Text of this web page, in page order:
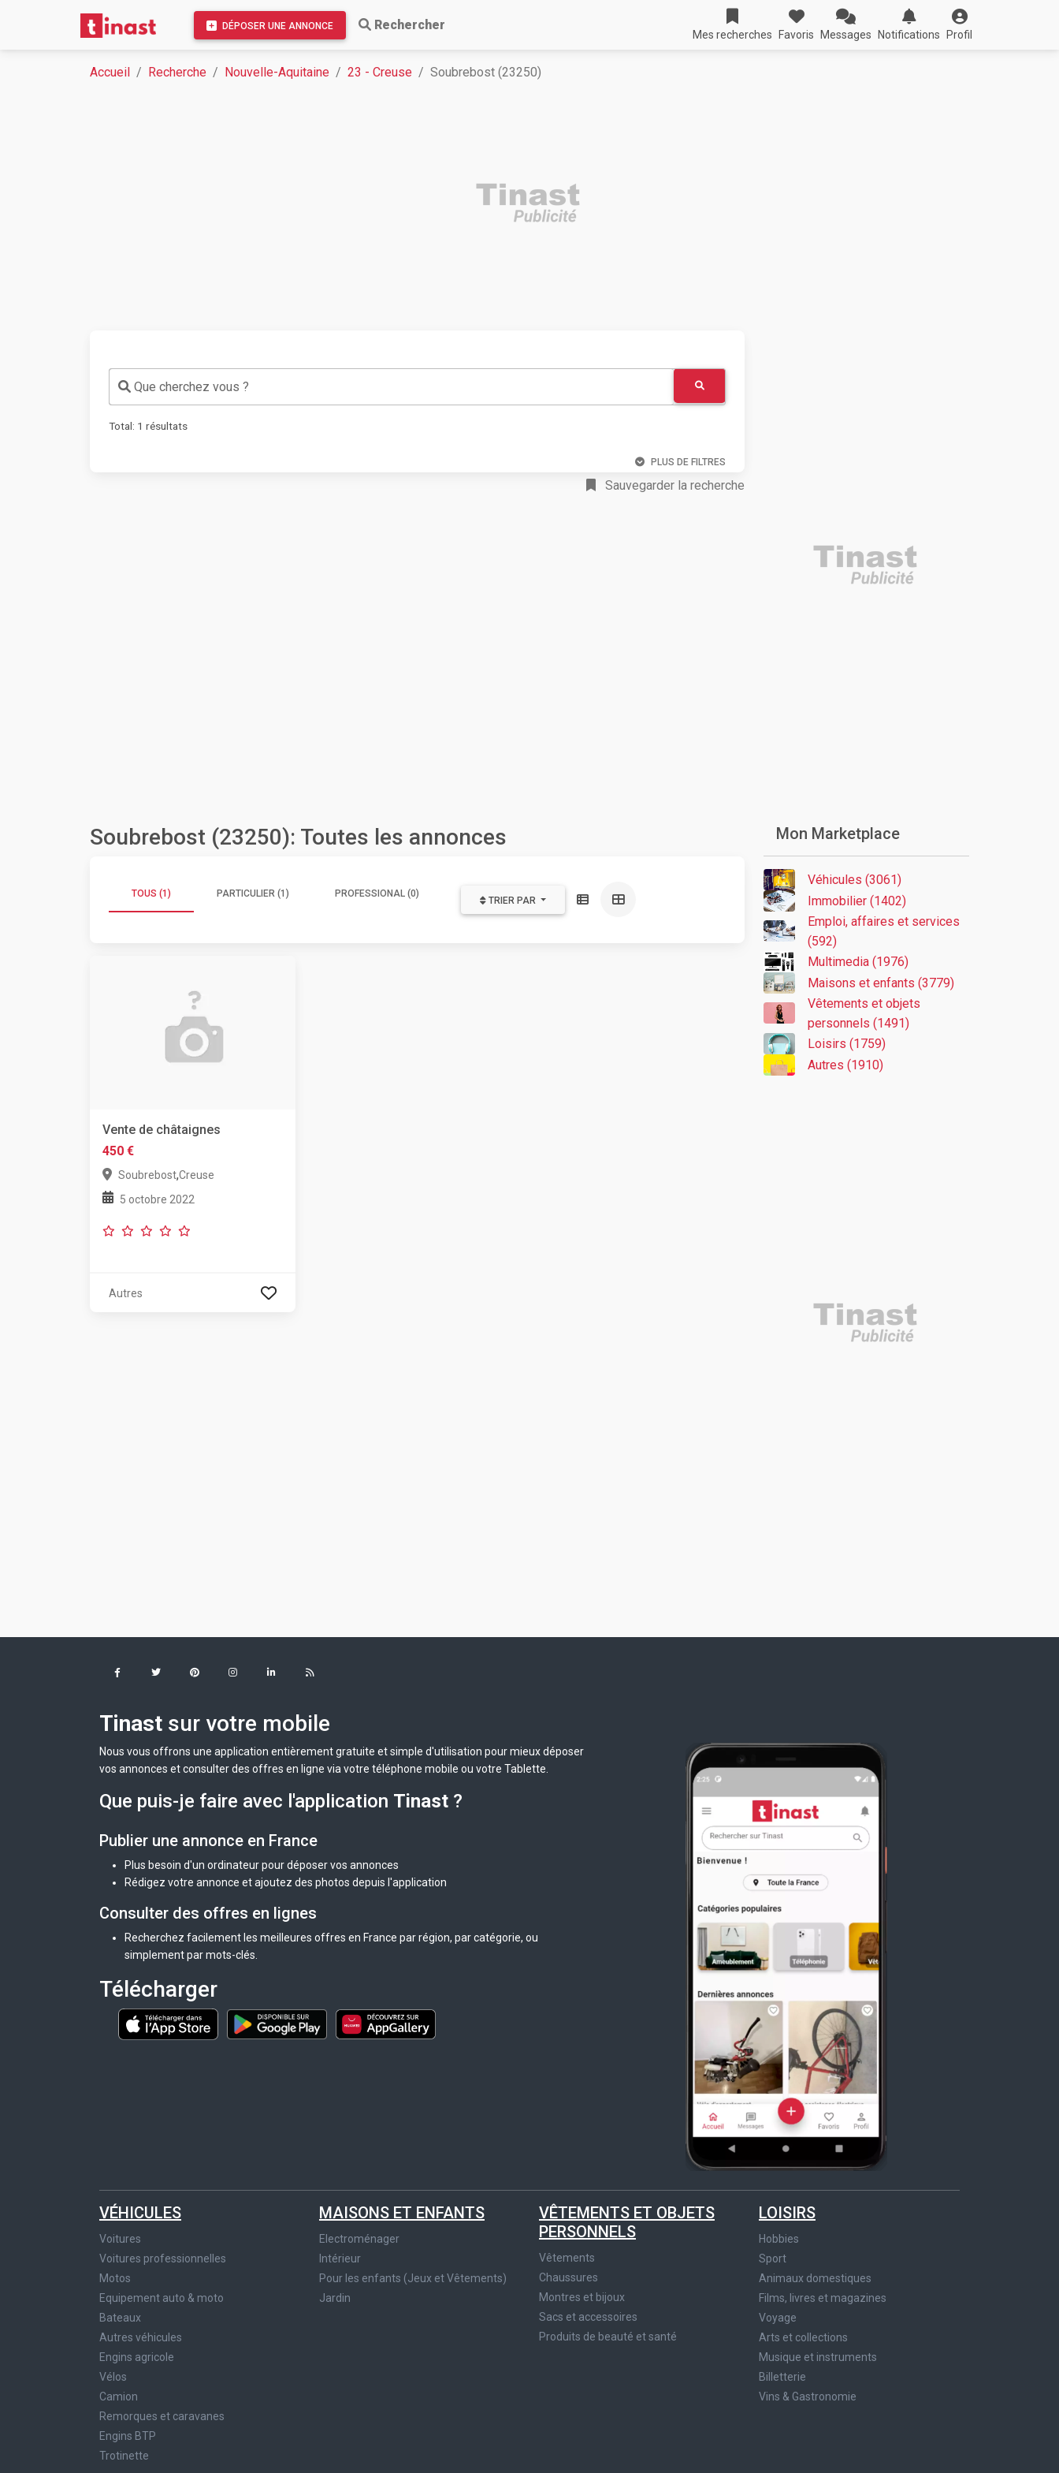
DÉPOSER UNE ANNONCE Rechercher
Mes recherches Favoris Messages Notifications Profil
Accueil Recherche Nouvelle-Aquitaine 23 - Creuse Soubrebost (23250)
Que cherchez vous ?
Total: 1 résultats
PLUS DE FILTRES
Sauvegarder la recherche
Soubrebost (23250): Toutes les annonces
TOUS (1) PARTICULIER (1) PROFESSIONAL (0)
TRIER PAR
Vente de châtaignes
450 €
Soubrebost,Creuse
5 octobre 2022
Autres
Mon Marketplace
Véhicules (3061)
Immobilier (1402)
Emploi, affaires et services
(592)
Multimedia (1976)
Maisons et enfants (3779)
Vêtements et objets
personnels (1491)
Loisirs (1759)
Autres (1910)
Tinast sur votre mobile
Nous vous offrons une application entièrement gratuite et simple d'utilisation pour mieux déposer
vos annonces et consulter des offres en ligne via votre téléphone mobile ou votre Tablette.
Que puis-je faire avec l'application Tinast ?
Publier une annonce en France
Plus besoin d'un ordinateur pour déposer vos annonces
Rédigez votre annonce et ajoutez des photos depuis l'application
Consulter des offres en lignes
Recherchez facilement les meilleures offres en France par région, par catégorie, ou
simplement par mots-clés.
Télécharger
VÉHICULES
Voitures
Voitures professionnelles
Motos
Equipement auto & moto
Bateaux
Autres véhicules
Engins agricole
Vélos
Camion
Remorques et caravanes
Engins BTP
Trotinette
MAISONS ET ENFANTS
Electroménager
Intérieur
Pour les enfants (Jeux et Vêtements)
Jardin
VÊTEMENTS ET OBJETS
PERSONNELS
Vêtements
Chaussures
Montres et bijoux
Sacs et accessoires
Produits de beauté et santé
LOISIRS
Hobbies
Sport
Animaux domestiques
Films, livres et magazines
Voyage
Arts et collections
Musique et instruments
Billetterie
Vins & Gastronomie